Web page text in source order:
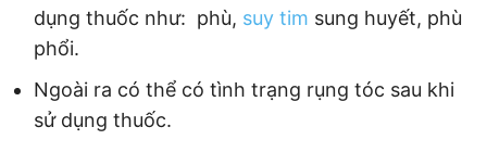
dụng thuốc như: phù, suy tim sung huyết, phù
phổi.
Ngoài ra có thể có tình trạng rụng tóc sau khi
sử dụng thuốc.